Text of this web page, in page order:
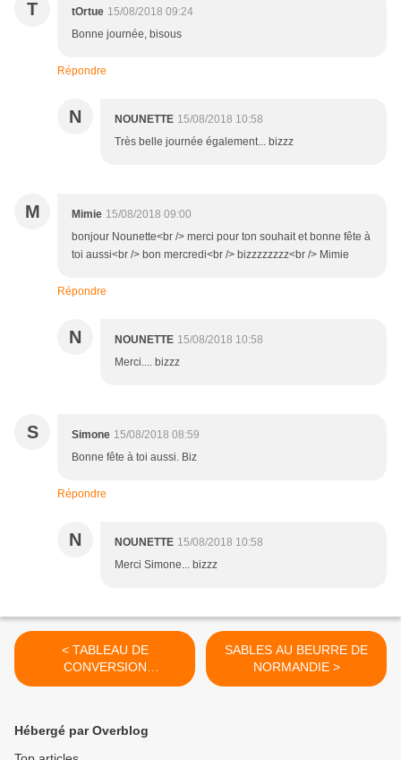
T tOrtue 15/08/2018 09:24
Bonne journée, bisous
Répondre
N NOUNETTE 15/08/2018 10:58
Très belle journée également... bizzz
M Mimie 15/08/2018 09:00
bonjour Nounette<br /> merci pour ton souhait et bonne fête à
toi aussi<br /> bon mercredi<br /> bizzzzzzzz<br /> Mimie
Répondre
N NOUNETTE 15/08/2018 10:58
Merci.... bizzz
S Simone 15/08/2018 08:59
Bonne fête à toi aussi. Biz
Répondre
N NOUNETTE 15/08/2018 10:58
Merci Simone... bizzz
< TABLEAU DE
CONVERSION
DIMENSIONS ----> DMC
SABLES AU BEURRE DE
NORMANDIE >
Hébergé par Overblog